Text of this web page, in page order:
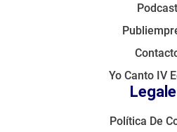
Podcast
Yo Canto IV
Política De